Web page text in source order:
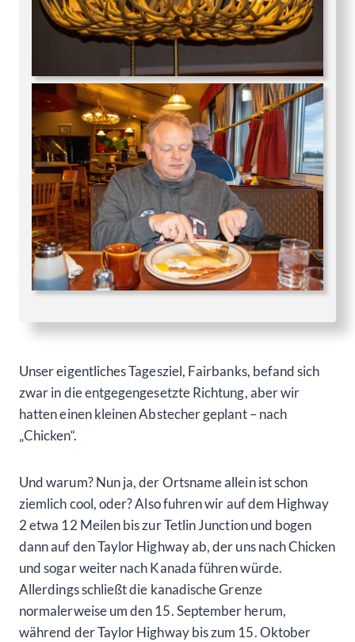
Unser eigentliches Tagesziel, Fairbanks, befand sich
zwar in die entgegengesetzte Richtung, aber wir
hatten einen kleinen Abstecher geplant – nach
„Chicken“.
Und warum? Nun ja, der Ortsname allein ist schon
ziemlich cool, oder? Also fuhren wir auf dem Highway
2 etwa 12 Meilen bis zur Tetlin Junction und bogen
dann auf den Taylor Highway ab, der uns nach Chicken
und sogar weiter nach Kanada führen würde.
Allerdings schließt die kanadische Grenze
normalerweise um den 15. September herum,
während der Taylor Highway bis zum 15. Oktober